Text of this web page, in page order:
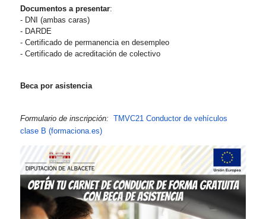
Documentos a presentar:
- DNI (ambas caras)
- DARDE
- Certificado de permanencia en desempleo
- Certificado de acreditación de colectivo
Beca por asistencia
Formulario de inscripción: TMVC21 Conductor de vehículos
clase B (formaciona.es)